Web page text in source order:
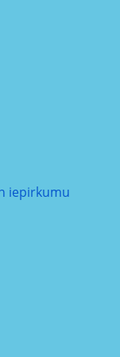
iepirkumu